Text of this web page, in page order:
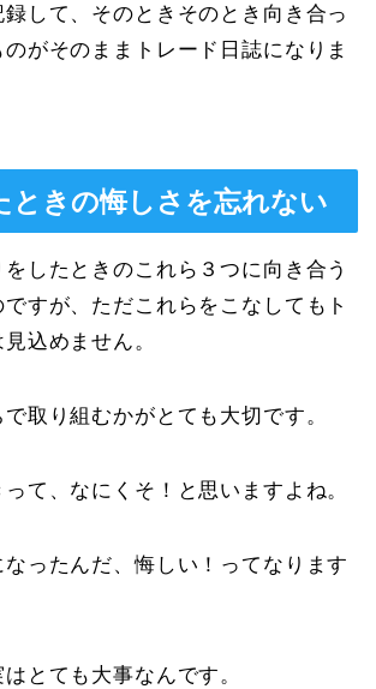
して、そのときそのとき向き合っ
がそのままトレード日誌になりま
ときの悔しさを忘れない
したときのこれら３つに向き合う
すが、ただこれらをこなしてもト
込めません。
取り組むかがとても大切です。
て、なにくそ！と思いますよね。
ったんだ、悔しい！ってなります
とても大事なんです。